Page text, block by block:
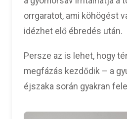
orrgaratot, ami köhögést
idézhet elő ébredés után.
Persze az is lehet, hogy
megfázás kezdődik – a
éjszaka során gyakran